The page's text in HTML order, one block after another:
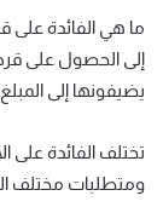
إلى الحصول على
يضيفونها إلى
تختلف الفائدة
ومتطلبات مختلف